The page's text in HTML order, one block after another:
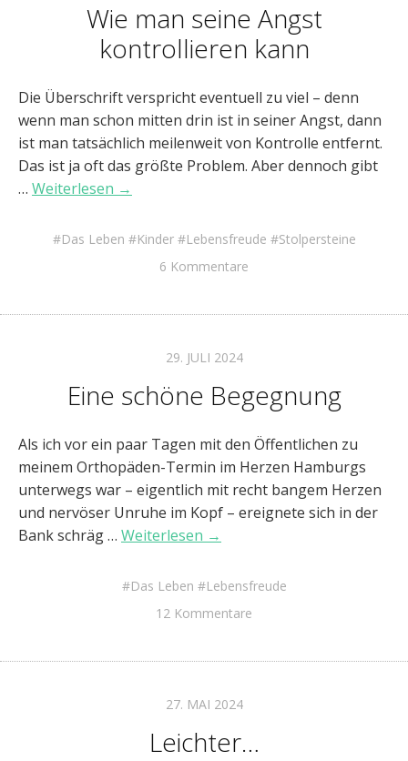
Wie man seine Angst
kontrollieren kann
Die Überschrift verspricht eventuell zu viel – denn
wenn man schon mitten drin ist in seiner Angst, dann
ist man tatsächlich meilenweit von Kontrolle entfernt.
Das ist ja oft das größte Problem. Aber dennoch gibt
… Weiterlesen →
Das Leben Kinder Lebensfreude
Stolpersteine
6 Kommentare
29. JULI 2024
Eine schöne Begegnung
Als ich vor ein paar Tagen mit den Öffentlichen zu
meinem Orthopäden-Termin im Herzen Hamburgs
unterwegs war – eigentlich mit recht bangem Herzen
und nervöser Unruhe im Kopf – ereignete sich in der
Bank schräg … Weiterlesen →
Das Leben
Lebensfreude
12 Kommentare
27. MAI 2024
Leichter…